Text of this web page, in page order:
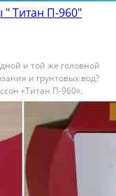
" Титан П-960"
и той же головной
и грунтовых вод?
«Титан П-960».